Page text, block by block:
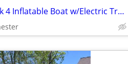
Intex Seahawk 4 Inflatable Boat w/Electric Trolling Motor